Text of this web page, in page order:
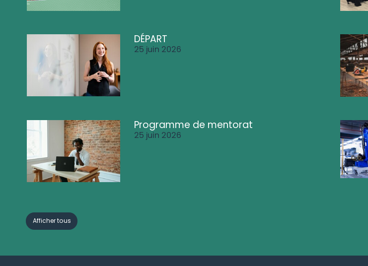
DÉPART
25 juin 2026
Programme de mentorat
25 juin 2026
Afficher tous